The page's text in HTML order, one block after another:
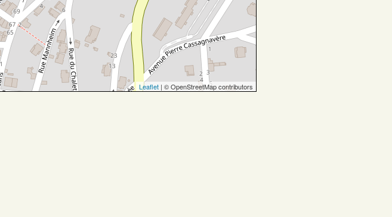
Leaflet| © OpenStreetMap contributors